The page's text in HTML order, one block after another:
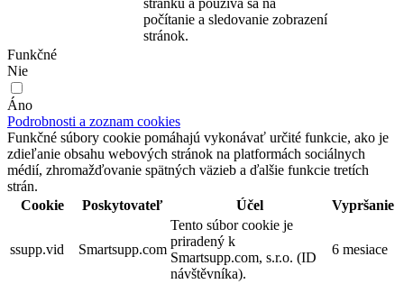
počítanie a sledovanie zobrazení
stránok.
Funkčné
Nie
Áno
Podrobnosti a zoznam cookies
Funkčné súbory cookie pomáhajú vykonávať určité funkcie, ako je
zdieľanie obsahu webových stránok na platformách sociálnych
médií, zhromažďovanie spätných väzieb a ďalšie funkcie tretích
strán.
Cookie
Poskytovateľ Účel Vypršanie
ssupp.vid Smartsupp.com
Tento súbor cookie je
priradený k
Smartsupp.com, s.r.o. (ID
návštěvníka).
6 mesiace